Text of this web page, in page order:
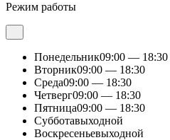
Режим работы
Понедельник09:00 — 18:30
Вторник09:00 — 18:30
Среда09:00 — 18:30
Четверг09:00 — 18:30
Пятница09:00 — 18:30
Субботавыходной
Воскресеньевыходной